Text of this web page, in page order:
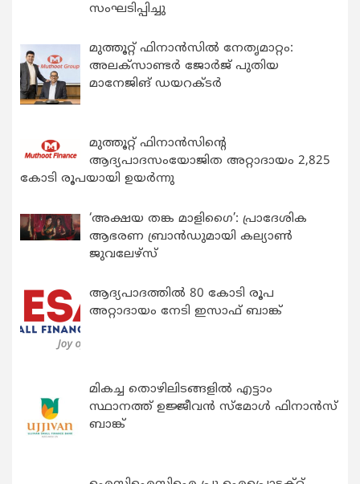
സംഘടിപ്പിച്ചു
മുത്തൂറ്റ് ഫിനാൻസിൽ നേതൃമാറ്റം:
അലക്സാണ്ടർ ജോർജ് പുതിയ
മാനേജിങ് ഡയറക്ടർ
മുത്തൂറ്റ് ഫിനാൻസിന്റെ
ആദ്യപാദസംയോജിത അറ്റാദായം 2,825
കോടി രൂപയായി ഉയർന്നു
‘അക്ഷയ തങ്ക മാളിഗൈ’: പ്രാദേശിക
ആഭരണ ബ്രാന്‍ഡുമായി കല്യാണ്‍
ജുവലേഴ്‌സ്
ആദ്യപാദത്തിൽ 80 കോടി രൂപ
അറ്റാദായം നേടി ഇസാഫ് ബാങ്ക്
മികച്ച തൊഴിലിടങ്ങളിൽ എട്ടാം
സ്ഥാനത്ത് ഉജ്ജീവൻ സ്മോൾ ഫിനാൻസ്
ബാങ്ക്